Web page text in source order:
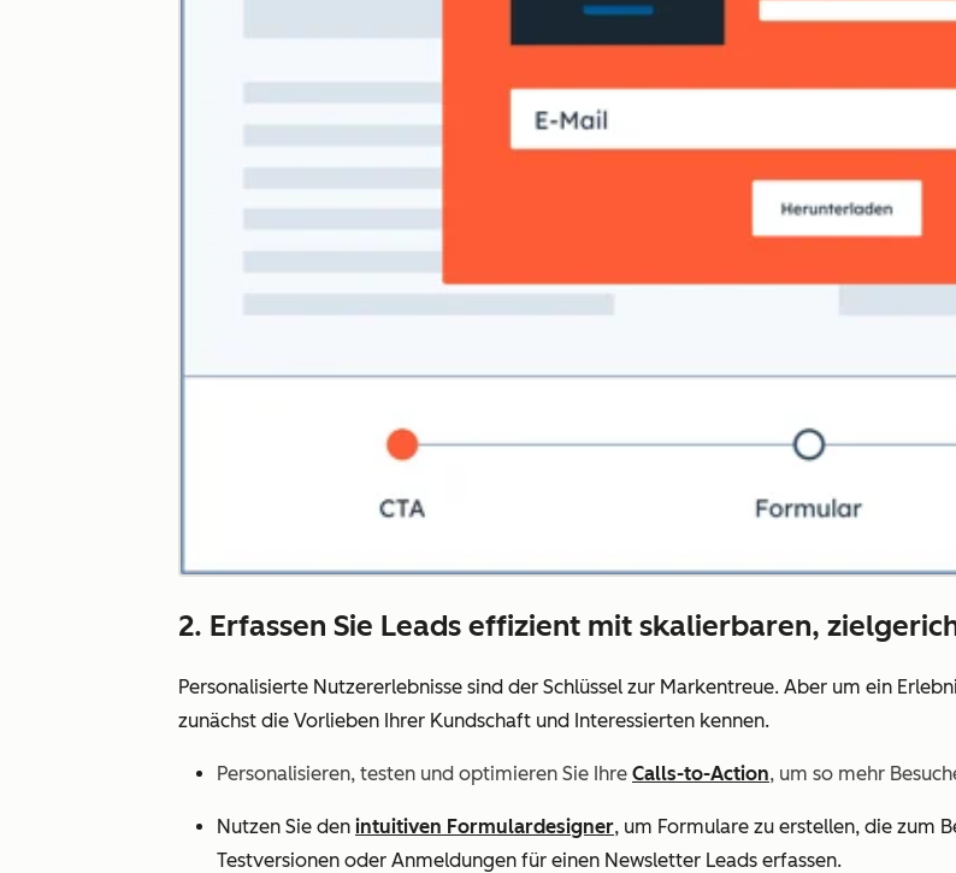
2. Erfassen Sie Leads effizient mit skalierbaren,
Personalisierte Nutzererlebnisse sind der Schlüssel zur Markentreue. Aber um ein
zunächst die Vorlieben Ihrer Kundschaft und Interessierten kennen.
Personalisieren, testen und optimieren Sie Ihre Calls-to-Action, um so mehr
Nutzen Sie den intuitiven Formulardesigner, um Formulare zu erstellen, die zum
Testversionen oder Anmeldungen für einen Newsletter Leads erfassen.